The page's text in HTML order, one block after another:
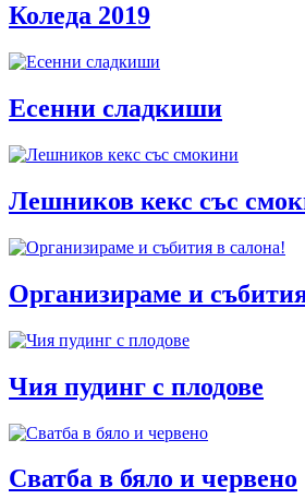
Коледа 2019
Есенни сладкиши
Лешников кекс със
Организираме и
Чия пудинг с плодове
Сватба в бяло и червено